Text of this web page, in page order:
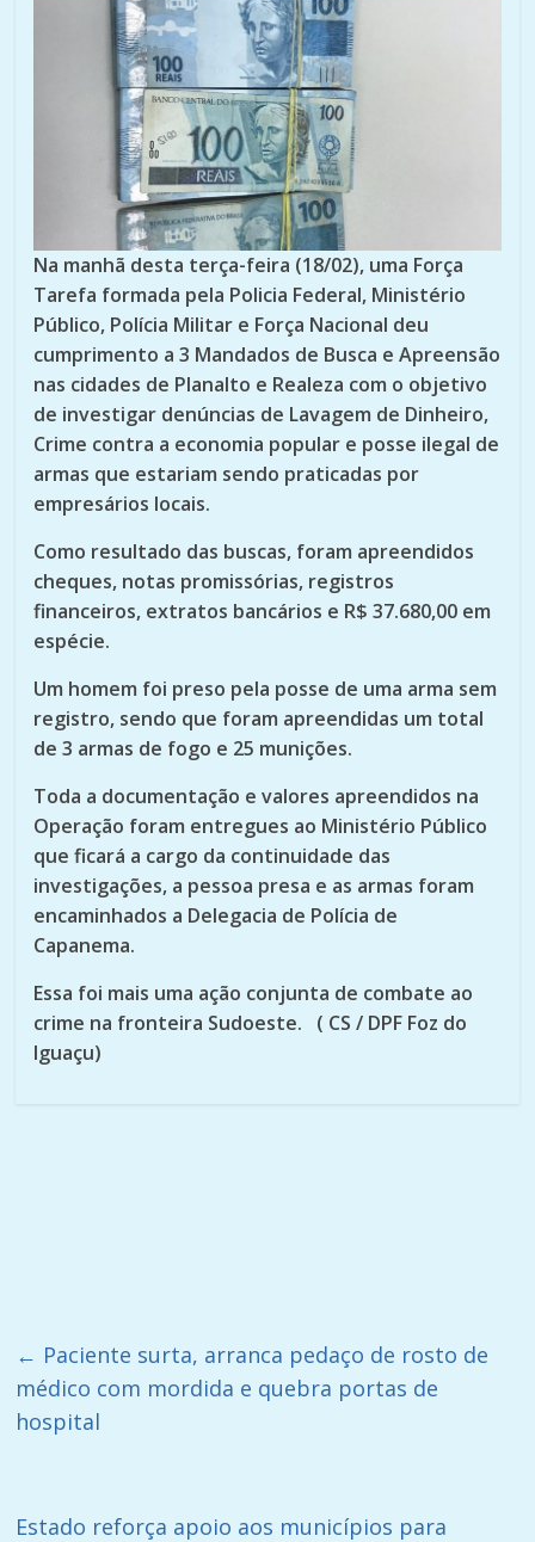
Na manhã desta terça-feira (18/02), uma Força
Tarefa formada pela Policia Federal, Ministério
Público, Polícia Militar e Força Nacional deu
cumprimento a 3 Mandados de Busca e Apreensão
nas cidades de Planalto e Realeza com o objetivo
de investigar denúncias de Lavagem de Dinheiro,
Crime contra a economia popular e posse ilegal de
armas que estariam sendo praticadas por
empresários locais.
Como resultado das buscas, foram apreendidos
cheques, notas promissórias, registros
financeiros, extratos bancários e R$ 37.680,00 em
espécie.
Um homem foi preso pela posse de uma arma sem
registro, sendo que foram apreendidas um total
de 3 armas de fogo e 25 munições.
Toda a documentação e valores apreendidos na
Operação foram entregues ao Ministério Público
que ficará a cargo da continuidade das
investigações, a pessoa presa e as armas foram
encaminhados a Delegacia de Polícia de
Capanema.
Essa foi mais uma ação conjunta de combate ao
crime na fronteira Sudoeste. ( CS / DPF Foz do
Iguaçu)
← Paciente surta, arranca pedaço de rosto de
médico com mordida e quebra portas de
hospital
Estado reforça apoio aos municípios para